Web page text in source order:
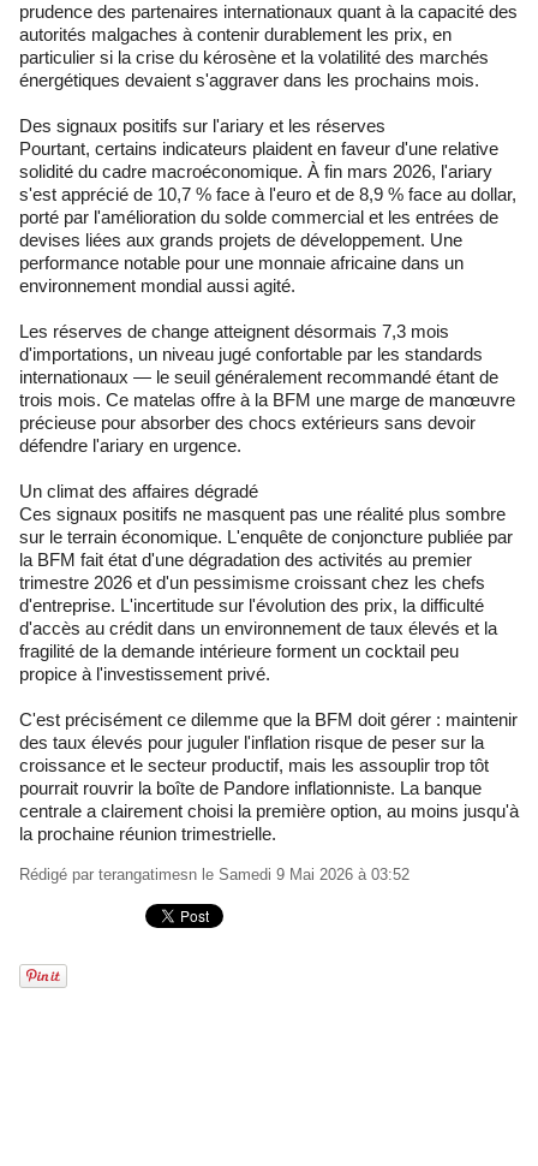
prudence des partenaires internationaux quant à la capacité des
autorités malgaches à contenir durablement les prix, en
particulier si la crise du kérosène et la volatilité des marchés
énergétiques devaient s'aggraver dans les prochains mois.
Des signaux positifs sur l'ariary et les réserves
Pourtant, certains indicateurs plaident en faveur d'une relative
solidité du cadre macroéconomique. À fin mars 2026, l'ariary
s'est apprécié de 10,7 % face à l'euro et de 8,9 % face au dollar,
porté par l'amélioration du solde commercial et les entrées de
devises liées aux grands projets de développement. Une
performance notable pour une monnaie africaine dans un
environnement mondial aussi agité.
Les réserves de change atteignent désormais 7,3 mois
d'importations, un niveau jugé confortable par les standards
internationaux — le seuil généralement recommandé étant de
trois mois. Ce matelas offre à la BFM une marge de manœuvre
précieuse pour absorber des chocs extérieurs sans devoir
défendre l'ariary en urgence.
Un climat des affaires dégradé
Ces signaux positifs ne masquent pas une réalité plus sombre
sur le terrain économique. L'enquête de conjoncture publiée par
la BFM fait état d'une dégradation des activités au premier
trimestre 2026 et d'un pessimisme croissant chez les chefs
d'entreprise. L'incertitude sur l'évolution des prix, la difficulté
d'accès au crédit dans un environnement de taux élevés et la
fragilité de la demande intérieure forment un cocktail peu
propice à l'investissement privé.
C'est précisément ce dilemme que la BFM doit gérer : maintenir
des taux élevés pour juguler l'inflation risque de peser sur la
croissance et le secteur productif, mais les assouplir trop tôt
pourrait rouvrir la boîte de Pandore inflationniste. La banque
centrale a clairement choisi la première option, au moins jusqu'à
la prochaine réunion trimestrielle.
Rédigé par terangatimesn le Samedi 9 Mai 2026 à 03:52